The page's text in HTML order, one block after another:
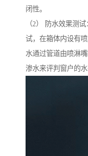
闭性。
（2） 防水效果测
试，在箱体内设有
水通过管道由喷淋
渗水来评判窗户的水